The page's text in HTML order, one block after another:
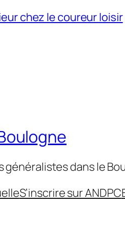
chez le coureur loisir
dans le
S’inscrire sur ANDPC